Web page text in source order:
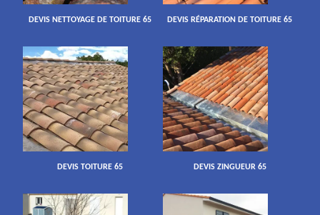
DEVIS NETTOYAGE DE TOITURE 65 DEVIS RÉPARATION DE TOITURE 65
DEVIS TOITURE 65 DEVIS ZINGUEUR 65